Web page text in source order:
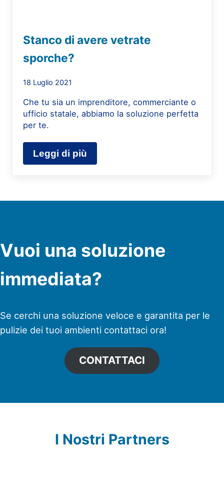
Stanco di avere vetrate
sporche?
18 Luglio 2021
Che tu sia un imprenditore, commerciante o
ufficio statale, abbiamo la soluzione perfetta
per te.
Leggi di piùStanco di avere vetrate sporche?
Vuoi una soluzione
immediata?
Se cerchi una soluzione veloce e garantita per le
pulizie dei tuoi ambienti contattaci ora!
CONTATTACI
I Nostri Partners